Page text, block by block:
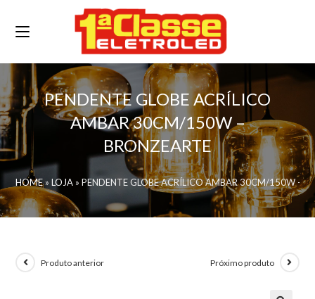
PENDENTE GLOBE ACRÍLICO
AMBAR 30CM/150W –
BRONZEARTE
HOME»LOJA »PENDENTE GLOBE ACRÍLICO AMBAR 30CM/150W –
Produto anterior Próximo produto